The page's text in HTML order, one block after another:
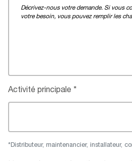
Activité principale
*Distributeur, maintenancier, installateur,